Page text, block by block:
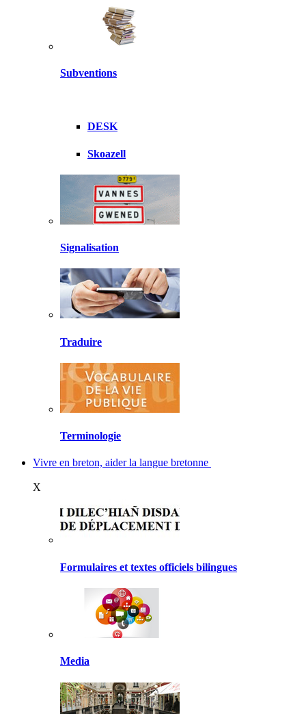
Subventions
DESK
Skoazell
Signalisation
Traduire
Terminologie
Vivre en breton, aider la langue bretonne
X
Formulaires et textes officiels bilingues
Media